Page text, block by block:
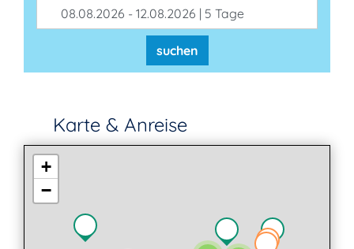
08.08.2026 - 12.08.2026 | 5 Tage
suchen
Karte & Anreise
+
−